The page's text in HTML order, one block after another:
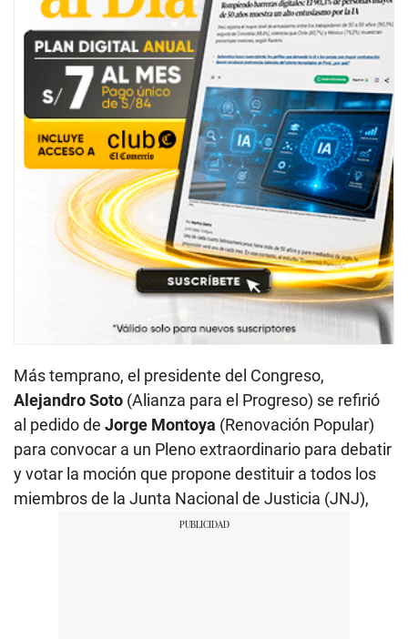
Más temprano, el presidente del Congreso,
Alejandro Soto (Alianza para el Progreso) se refirió
al pedido de Jorge Montoya (Renovación Popular)
para convocar a un Pleno extraordinario para debatir
y votar la moción que propone destituir a todos los
miembros de la Junta Nacional de Justicia (JNJ),